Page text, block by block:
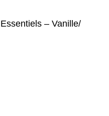
– Vanille/